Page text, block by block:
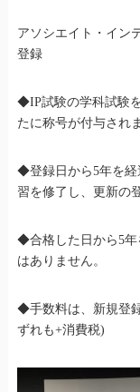
アソシエイト・イン
登録
◆IP試験の学科試験
たに称号が付与され
◆登録日から5年を経
習を修了し、更新の
◆合格した日から5年
はありません。
◆手数料は、新規登
ずれも+消費税)